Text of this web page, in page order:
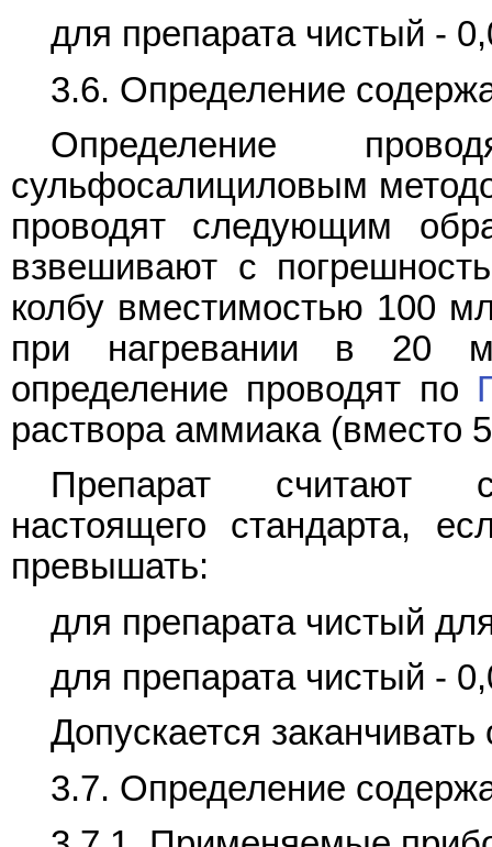
для препарата чистый -
3.6. Определение
Определение
сульфосалициловым
проводят следующим
взвешивают с
колбу вместимостью 100
при нагревании в 20
определение проводят по
раствора аммиака (вместо
Препарат считают
настоящего стандарта,
превышать:
для препарата чистый
для препарата чистый -
Допускается
3.7. Определение